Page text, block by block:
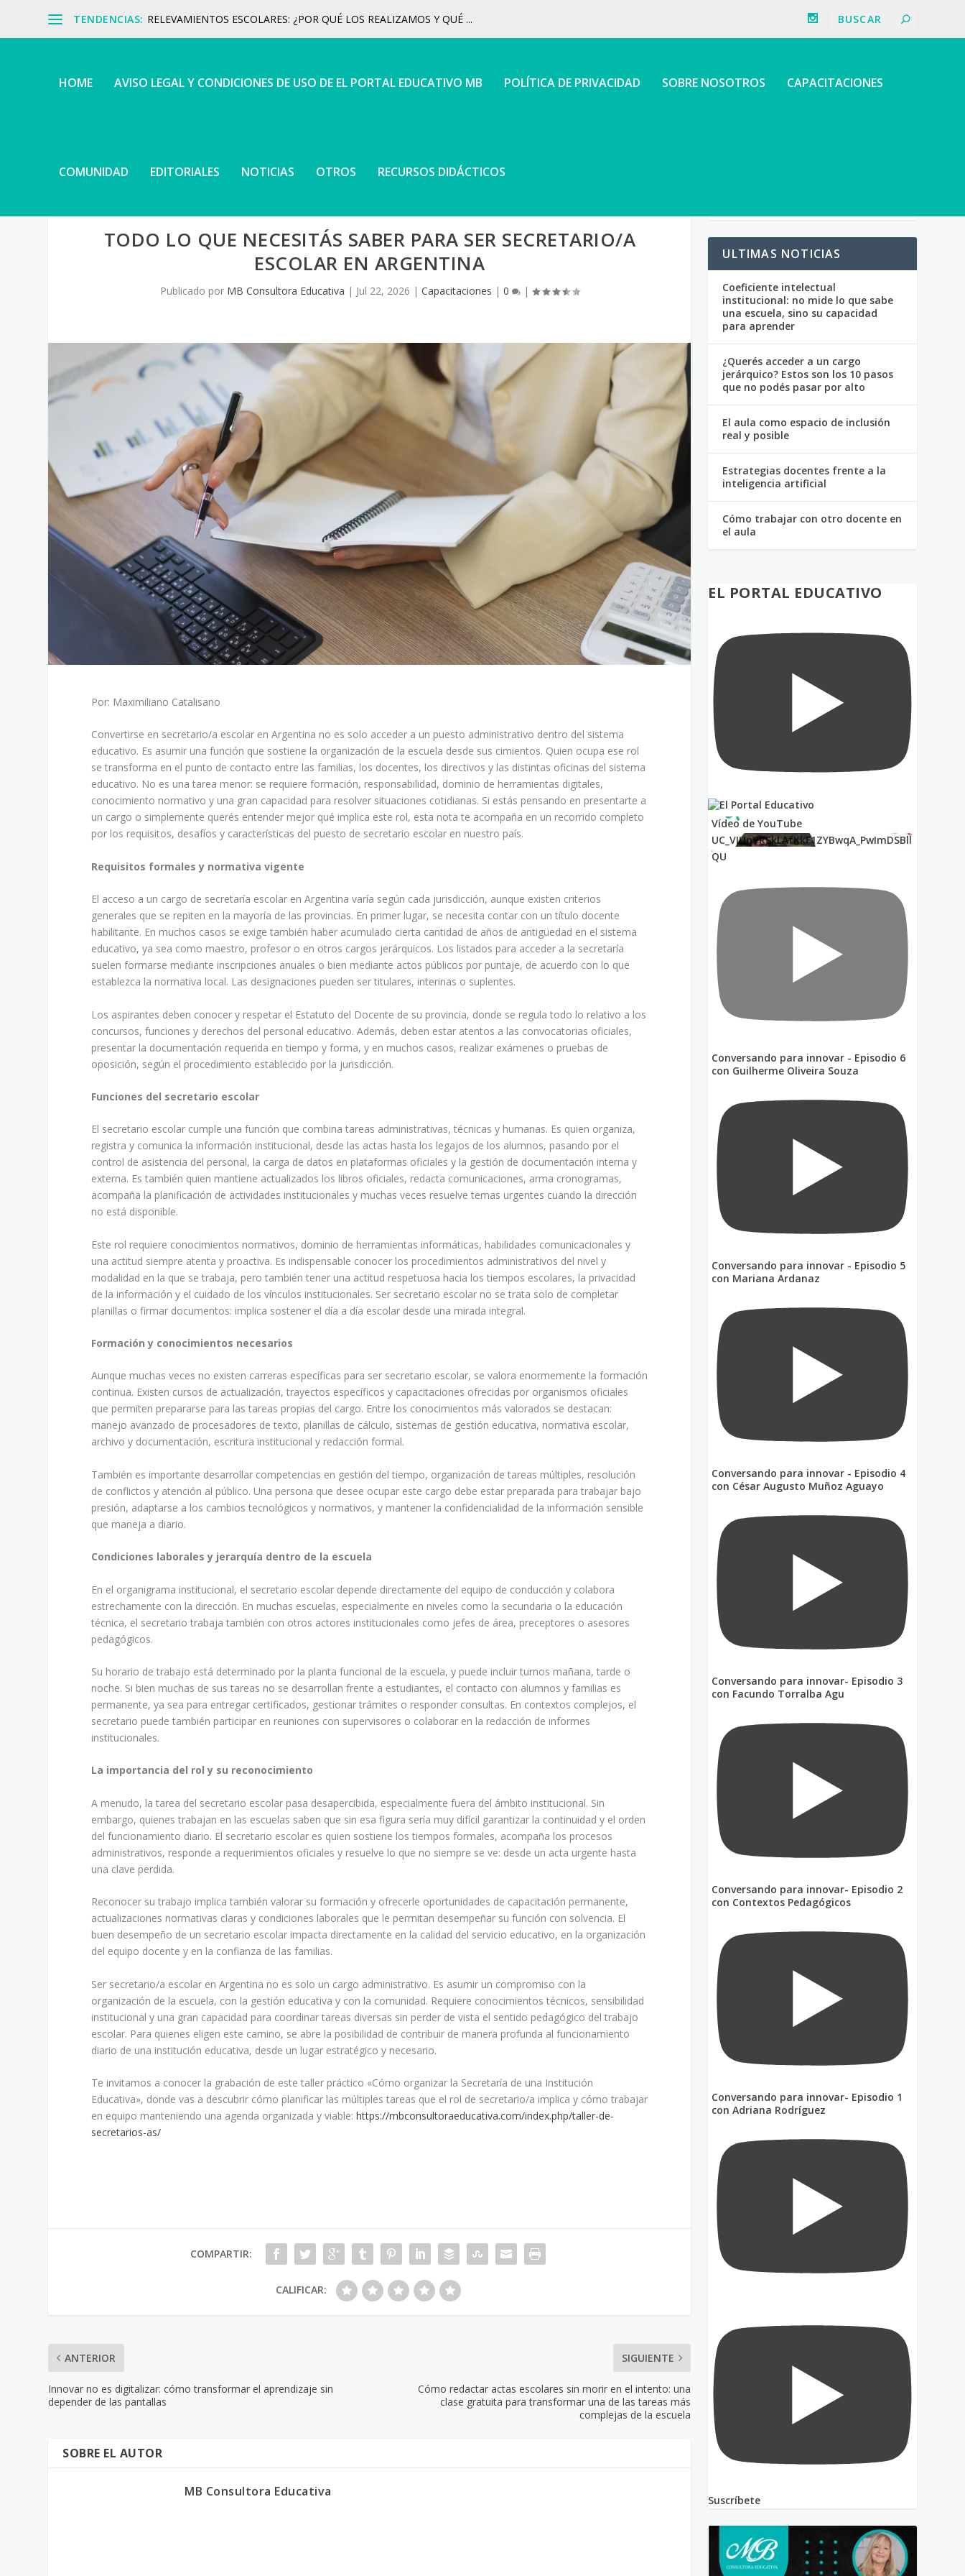
TENDENCIAS: RELEVAMIENTOS ESCOLARES: ¿POR QUÉ LOS REALIZAMOS Y QUÉ ...
HOME AVISO LEGAL Y CONDICIONES DE USO DE EL PORTAL EDUCATIVO MB POLÍTICA DE PRIVACIDAD SOBRE NOSOTROS CAPACITACIONES
COMUNIDAD EDITORIALES NOTICIAS OTROS RECURSOS DIDÁCTICOS
TODO LO QUE NECESITÁS SABER PARA SER SECRETARIO/A
ESCOLAR EN ARGENTINA
Publicado por MB Consultora Educativa | Jul 22, 2026 | Capacitaciones | 0 |
Por: Maximiliano Catalisano
Convertirse en secretario/a escolar en Argentina no es solo acceder a un puesto administrativo dentro del sistema
educativo. Es asumir una función que sostiene la organización de la escuela desde sus cimientos. Quien ocupa ese rol
se transforma en el punto de contacto entre las familias, los docentes, los directivos y las distintas oficinas del sistema
educativo. No es una tarea menor: se requiere formación, responsabilidad, dominio de herramientas digitales,
conocimiento normativo y una gran capacidad para resolver situaciones cotidianas. Si estás pensando en presentarte a
un cargo o simplemente querés entender mejor qué implica este rol, esta nota te acompaña en un recorrido completo
por los requisitos, desafíos y características del puesto de secretario escolar en nuestro país.
Requisitos formales y normativa vigente
El acceso a un cargo de secretaría escolar en Argentina varía según cada jurisdicción, aunque existen criterios
generales que se repiten en la mayoría de las provincias. En primer lugar, se necesita contar con un título docente
habilitante. En muchos casos se exige también haber acumulado cierta cantidad de años de antigüedad en el sistema
educativo, ya sea como maestro, profesor o en otros cargos jerárquicos. Los listados para acceder a la secretaría
suelen formarse mediante inscripciones anuales o bien mediante actos públicos por puntaje, de acuerdo con lo que
establezca la normativa local. Las designaciones pueden ser titulares, interinas o suplentes.
Los aspirantes deben conocer y respetar el Estatuto del Docente de su provincia, donde se regula todo lo relativo a los
concursos, funciones y derechos del personal educativo. Además, deben estar atentos a las convocatorias oficiales,
presentar la documentación requerida en tiempo y forma, y en muchos casos, realizar exámenes o pruebas de
oposición, según el procedimiento establecido por la jurisdicción.
Funciones del secretario escolar
El secretario escolar cumple una función que combina tareas administrativas, técnicas y humanas. Es quien organiza,
registra y comunica la información institucional, desde las actas hasta los legajos de los alumnos, pasando por el
control de asistencia del personal, la carga de datos en plataformas oficiales y la gestión de documentación interna y
externa. Es también quien mantiene actualizados los libros oficiales, redacta comunicaciones, arma cronogramas,
acompaña la planificación de actividades institucionales y muchas veces resuelve temas urgentes cuando la dirección
no está disponible.
Este rol requiere conocimientos normativos, dominio de herramientas informáticas, habilidades comunicacionales y
una actitud siempre atenta y proactiva. Es indispensable conocer los procedimientos administrativos del nivel y
modalidad en la que se trabaja, pero también tener una actitud respetuosa hacia los tiempos escolares, la privacidad
de la información y el cuidado de los vínculos institucionales. Ser secretario escolar no se trata solo de completar
planillas o firmar documentos: implica sostener el día a día escolar desde una mirada integral.
Formación y conocimientos necesarios
Aunque muchas veces no existen carreras específicas para ser secretario escolar, se valora enormemente la formación
continua. Existen cursos de actualización, trayectos específicos y capacitaciones ofrecidas por organismos oficiales
que permiten prepararse para las tareas propias del cargo. Entre los conocimientos más valorados se destacan:
manejo avanzado de procesadores de texto, planillas de cálculo, sistemas de gestión educativa, normativa escolar,
archivo y documentación, escritura institucional y redacción formal.
También es importante desarrollar competencias en gestión del tiempo, organización de tareas múltiples, resolución
de conflictos y atención al público. Una persona que desee ocupar este cargo debe estar preparada para trabajar bajo
presión, adaptarse a los cambios tecnológicos y normativos, y mantener la confidencialidad de la información sensible
que maneja a diario.
Condiciones laborales y jerarquía dentro de la escuela
En el organigrama institucional, el secretario escolar depende directamente del equipo de conducción y colabora
estrechamente con la dirección. En muchas escuelas, especialmente en niveles como la secundaria o la educación
técnica, el secretario trabaja también con otros actores institucionales como jefes de área, preceptores o asesores
pedagógicos.
Su horario de trabajo está determinado por la planta funcional de la escuela, y puede incluir turnos mañana, tarde o
noche. Si bien muchas de sus tareas no se desarrollan frente a estudiantes, el contacto con alumnos y familias es
permanente, ya sea para entregar certificados, gestionar trámites o responder consultas. En contextos complejos, el
secretario puede también participar en reuniones con supervisores o colaborar en la redacción de informes
institucionales.
La importancia del rol y su reconocimiento
A menudo, la tarea del secretario escolar pasa desapercibida, especialmente fuera del ámbito institucional. Sin
embargo, quienes trabajan en las escuelas saben que sin esa figura sería muy difícil garantizar la continuidad y el orden
del funcionamiento diario. El secretario escolar es quien sostiene los tiempos formales, acompaña los procesos
administrativos, responde a requerimientos oficiales y resuelve lo que no siempre se ve: desde un acta urgente hasta
una clave perdida.
Reconocer su trabajo implica también valorar su formación y ofrecerle oportunidades de capacitación permanente,
actualizaciones normativas claras y condiciones laborales que le permitan desempeñar su función con solvencia. El
buen desempeño de un secretario escolar impacta directamente en la calidad del servicio educativo, en la organización
del equipo docente y en la confianza de las familias.
Ser secretario/a escolar en Argentina no es solo un cargo administrativo. Es asumir un compromiso con la
organización de la escuela, con la gestión educativa y con la comunidad. Requiere conocimientos técnicos, sensibilidad
institucional y una gran capacidad para coordinar tareas diversas sin perder de vista el sentido pedagógico del trabajo
escolar. Para quienes eligen este camino, se abre la posibilidad de contribuir de manera profunda al funcionamiento
diario de una institución educativa, desde un lugar estratégico y necesario.
Te invitamos a conocer la grabación de este taller práctico «Cómo organizar la Secretaría de una Institución
Educativa», donde vas a descubrir cómo planificar las múltiples tareas que el rol de secretario/a implica y cómo trabajar
en equipo manteniendo una agenda organizada y viable:https://mbconsultoraeducativa.com/index.php/taller-de-
secretarios-as/
COMPARTIR:
CALIFICAR:
ANTERIOR
Innovar no es digitalizar: cómo transformar el aprendizaje sin
depender de las pantallas
SIGUIENTE
Cómo redactar actas escolares sin morir en el intento: una
clase gratuita para transformar una de las tareas más
complejas de la escuela
SOBRE EL AUTOR
MB Consultora Educativa
ULTIMAS NOTICIAS
Coeficiente intelectual
institucional: no mide lo que sabe
una escuela, sino su capacidad
para aprender
¿Querés acceder a un cargo
jerárquico? Estos son los 10 pasos
que no podés pasar por alto
El aula como espacio de inclusión
real y posible
Estrategias docentes frente a la
inteligencia artificial
Cómo trabajar con otro docente en
el aula
EL PORTAL EDUCATIVO
Vídeo de YouTube
UC_VIUnVRSkLAfKkF1ZYBwqA_PwImDSBll
QU
Conversando para innovar - Episodio 6
con Guilherme Oliveira Souza
Conversando para innovar - Episodio 5
con Mariana Ardanaz
Conversando para innovar - Episodio 4
con César Augusto Muñoz Aguayo
Conversando para innovar- Episodio 3
con Facundo Torralba Agu
Conversando para innovar- Episodio 2
con Contextos Pedagógicos
Conversando para innovar- Episodio 1
con Adriana Rodríguez
Suscríbete